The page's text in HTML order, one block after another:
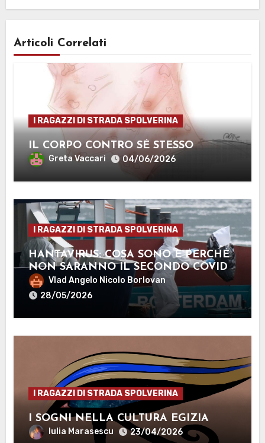
Articoli Correlati
I RAGAZZI DI STRADA SPOLVERINA
IL CORPO CONTRO SÉ STESSO
Greta Vaccari 04/06/2026
I RAGAZZI DI STRADA SPOLVERINA
HANTAVIRUS: COSA SONO E PERCHÉ
NON SARANNO IL SECONDO COVID-
19
Vlad Angelo Nicolo Borlovan
28/05/2026
I RAGAZZI DI STRADA SPOLVERINA
I SOGNI NELLA CULTURA EGIZIA
Iulia Marasescu 23/04/2026